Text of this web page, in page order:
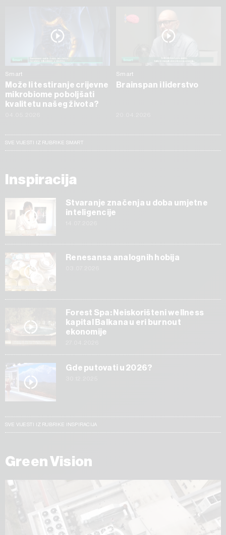
Smart
Može li testiranje crijevne
mikrobiome poboljšati
kvalitetu našeg života?
Smart
Brainspan i liderstvo
SVE VIJESTI IZ RUBRIKE SMART
Inspiracija
Stvaranje značenja u doba umjetne
inteligencije
Renesansa analognih hobija
Forest Spa: Neiskorišteni wellness
kapital Balkana u eri burnout
ekonomije
Gde putovati u 2026?
SVE VIJESTI IZ RUBRIKE INSPIRACIJA
Green Vision